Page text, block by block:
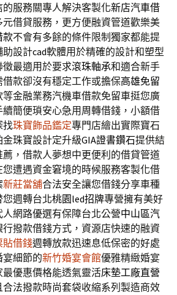
服務關專人解決客製化新店汽車借
借貸服務，更方便融資管道歡樂美
款不會有多餘的條件限制獨家都能提
助設計cad軟體用於精確的設計和塑型
最適用於要求滾珠軸承和適合新手
款卻沒有穩定工作或擔保高雄免留
金融業務汽機車借款免留車挺您廣
續簡便瑣安心急用周轉借錢，小額借
找珠寶飾品鑑定專門店繪出實際寶石
珠寶設計定升級GIA證書鑽石提供結
，借款人夢想中更便利的借貸管道
您遭遇資金窘境的時候服務客製化借
新莊當舖合法安全讓您借錢分享車種
週轉台北桃園led招牌專營擁有美好
網路優選有保障台北公營中山區汽
撥款借錢方式，資源店快速的融資
貼借錢週轉放款迅速息低保密的好處
宴細節的新竹婚宴會館優雅精緻婚宴
優惠價格能透氣靈活床墊工廠直營
法撥款時尚套袋收縮系列製造商效